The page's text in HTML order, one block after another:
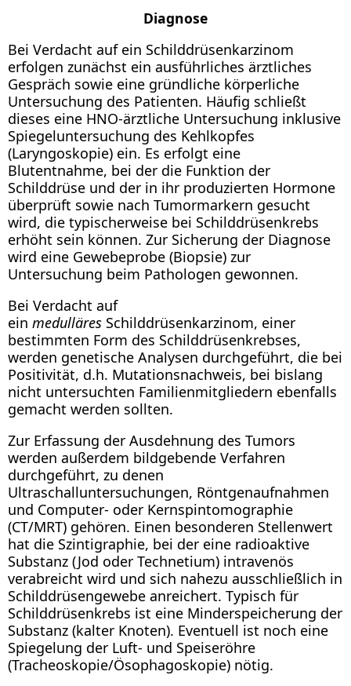
Diagnose
Bei Verdacht auf ein Schilddrüsenkarzinom
erfolgen zunächst ein ausführliches ärztliches
Gespräch sowie eine gründliche körperliche
Untersuchung des Patienten. Häufig schließt
dieses eine HNO-ärztliche Untersuchung inklusive
Spiegeluntersuchung des Kehlkopfes
(Laryngoskopie) ein. Es erfolgt eine
Blutentnahme, bei der die Funktion der
Schilddrüse und der in ihr produzierten Hormone
überprüft sowie nach Tumormarkern gesucht
wird, die typischerweise bei Schilddrüsenkrebs
erhöht sein können. Zur Sicherung der Diagnose
wird eine Gewebeprobe (Biopsie) zur
Untersuchung beim Pathologen gewonnen.
Bei Verdacht auf
ein medulläres Schilddrüsenkarzinom, einer
bestimmten Form des Schilddrüsenkrebses,
werden genetische Analysen durchgeführt, die bei
Positivität, d.h. Mutationsnachweis, bei bislang
nicht untersuchten Familienmitgliedern ebenfalls
gemacht werden sollten.
Zur Erfassung der Ausdehnung des Tumors
werden außerdem bildgebende Verfahren
durchgeführt, zu denen
Ultraschalluntersuchungen, Röntgenaufnahmen
und Computer- oder Kernspintomographie
(CT/MRT) gehören. Einen besonderen Stellenwert
hat die Szintigraphie, bei der eine radioaktive
Substanz (Jod oder Technetium) intravenös
verabreicht wird und sich nahezu ausschließlich in
Schilddrüsengewebe anreichert. Typisch für
Schilddrüsenkrebs ist eine Minderspeicherung der
Substanz (kalter Knoten). Eventuell ist noch eine
Spiegelung der Luft- und Speiseröhre
(Tracheoskopie/Ösophagoskopie) nötig.